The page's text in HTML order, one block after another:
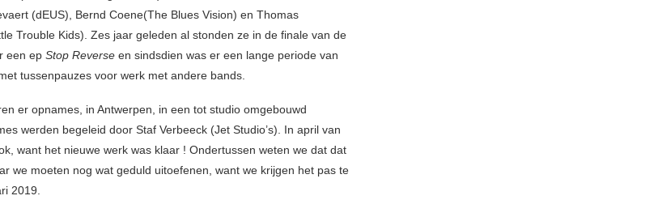
(dEUS), Bernd Coene(The Blues Vision) en Thomas
Trouble Kids). Zes jaar geleden al stonden ze in de finale van de
een ep Stop Reverse en sindsdien was er een lange periode van
tussenpauzes voor werk met andere bands.
er opnames, in Antwerpen, in een tot studio omgebouwd
werden begeleid door Staf Verbeeck (Jet Studio’s). In april van
want het nieuwe werk was klaar ! Ondertussen weten we dat dat
we moeten nog wat geduld uitoefenen, want we krijgen het pas te
2019.